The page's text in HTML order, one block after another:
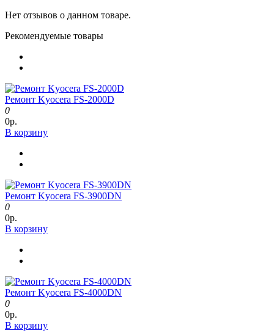
Нет отзывов о данном товаре.
Рекомендуемые товары
Ремонт Kyocera FS-2000D
0
0р.
В корзину
Ремонт Kyocera FS-3900DN
0
0р.
В корзину
Ремонт Kyocera FS-4000DN
0
0р.
В корзину